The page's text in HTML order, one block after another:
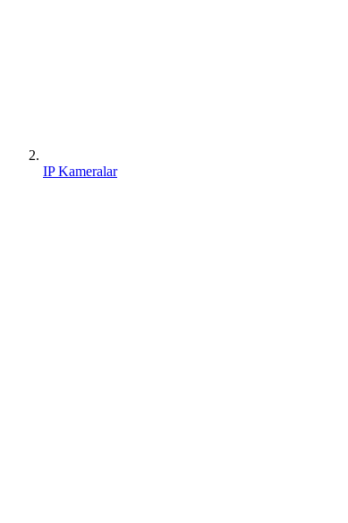
IP Kameralar